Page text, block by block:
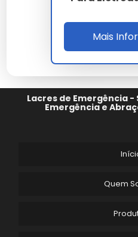
investir na continuidade
padrão de qualidade.
A manutenção
Nossa equipe técnica
inovação, sendo um
empenhada em trazer
Mais
Lacres de Emergência -
Emergência e
Quem